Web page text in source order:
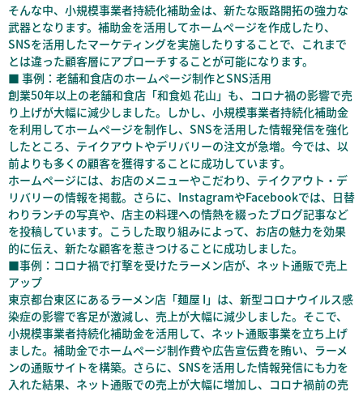
そんな中、小規模事業者持続化補助金は、新たな販路開拓の強力な
武器となります。補助金を活用してホームページを作成したり、
SNSを活用したマーケティングを実施したりすることで、これまで
とは違った顧客層にアプローチすることが可能になります。
■ 事例：老舗和食店のホームページ制作とSNS活用
創業50年以上の老舗和食店「和食処 花山」も、コロナ禍の影響で売
り上げが大幅に減少しました。しかし、小規模事業者持続化補助金
を利用してホームページを制作し、SNSを活用した情報発信を強化
したところ、テイクアウトやデリバリーの注文が急増。今では、以
前よりも多くの顧客を獲得することに成功しています。
ホームページには、お店のメニューやこだわり、テイクアウト・デ
リバリーの情報を掲載。さらに、InstagramやFacebookでは、日替
わりランチの写真や、店主の料理への情熱を綴ったブログ記事など
を投稿しています。こうした取り組みによって、お店の魅力を効果
的に伝え、新たな顧客を惹きつけることに成功しました。
■事例：コロナ禍で打撃を受けたラーメン店が、ネット通販で売上
アップ
東京都台東区にあるラーメン店「麺屋 I」は、新型コロナウイルス感
染症の影響で客足が激減し、売上が大幅に減少しました。そこで、
小規模事業者持続化補助金を活用して、ネット通販事業を立ち上げ
ました。補助金でホームページ制作費や広告宣伝費を賄い、ラーメ
ンの通販サイトを構築。さらに、SNSを活用した情報発信にも力を
入れた結果、ネット通販での売上が大幅に増加し、コロナ禍前の売